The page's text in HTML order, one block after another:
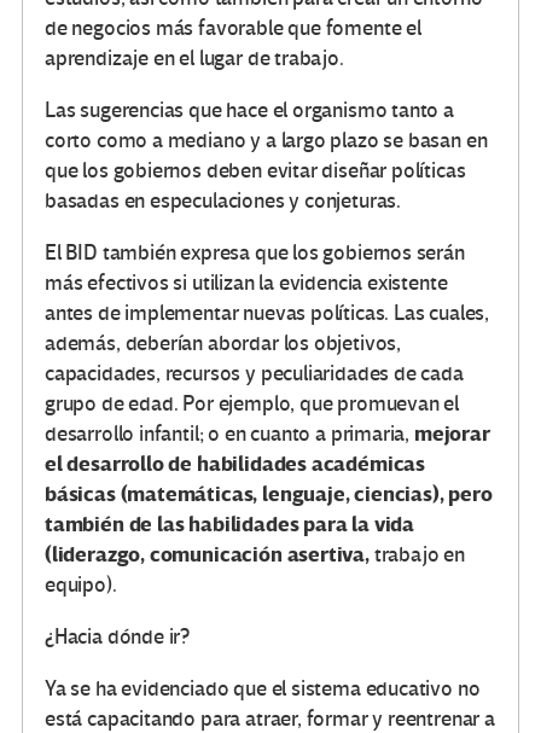
de negocios más favorable que fomente el
aprendizaje en el lugar de trabajo.
Las sugerencias que hace el organismo tanto a
corto como a mediano y a largo plazo se basan en
que los gobiernos deben evitar diseñar políticas
basadas en especulaciones y conjeturas.
El BID también expresa que los gobiernos serán
más efectivos si utilizan la evidencia existente
antes de implementar nuevas políticas. Las cuales,
además, deberían abordar los objetivos,
capacidades, recursos y peculiaridades de cada
grupo de edad. Por ejemplo, que promuevan el
desarrollo infantil; o en cuanto a primaria, mejorar
el desarrollo de habilidades académicas
básicas (matemáticas, lenguaje, ciencias), pero
también de las habilidades para la vida
(liderazgo, comunicación asertiva,trabajo en
equipo).
¿Hacia dónde ir?
Ya se ha evidenciado que el sistema educativo no
está capacitando para atraer, formar y reentrenar a